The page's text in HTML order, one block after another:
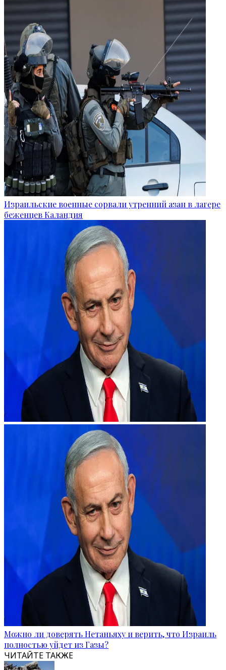
Израильские военные сорвали утренний азан в лагере
беженцев Каландия
Можно ли доверять Нетаньяху и верить, что Израиль
полностью уйдет из Газы?
ЧИТАЙТЕ ТАКЖЕ